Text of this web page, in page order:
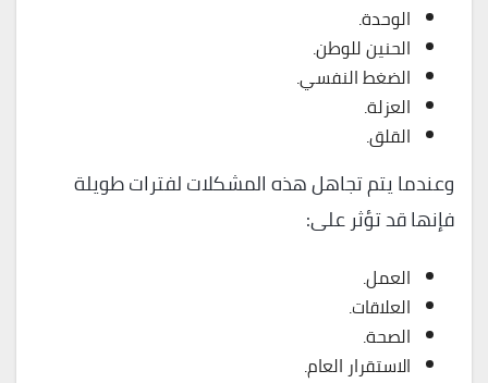
الوحدة.
الحنين للوطن.
الضغط النفسي.
العزلة.
القلق.
وعندما يتم تجاهل هذه المشكلات لفترات طويلة
فإنها قد تؤثر على:
العمل.
العلاقات.
الصحة.
الاستقرار العام.